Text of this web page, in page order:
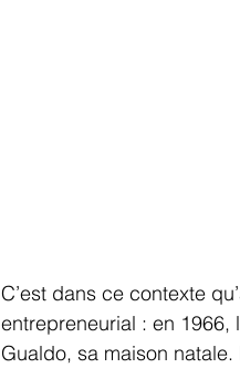
C’est dans ce contexte
entrepreneurial : en 1966,
Gualdo, sa maison natale.